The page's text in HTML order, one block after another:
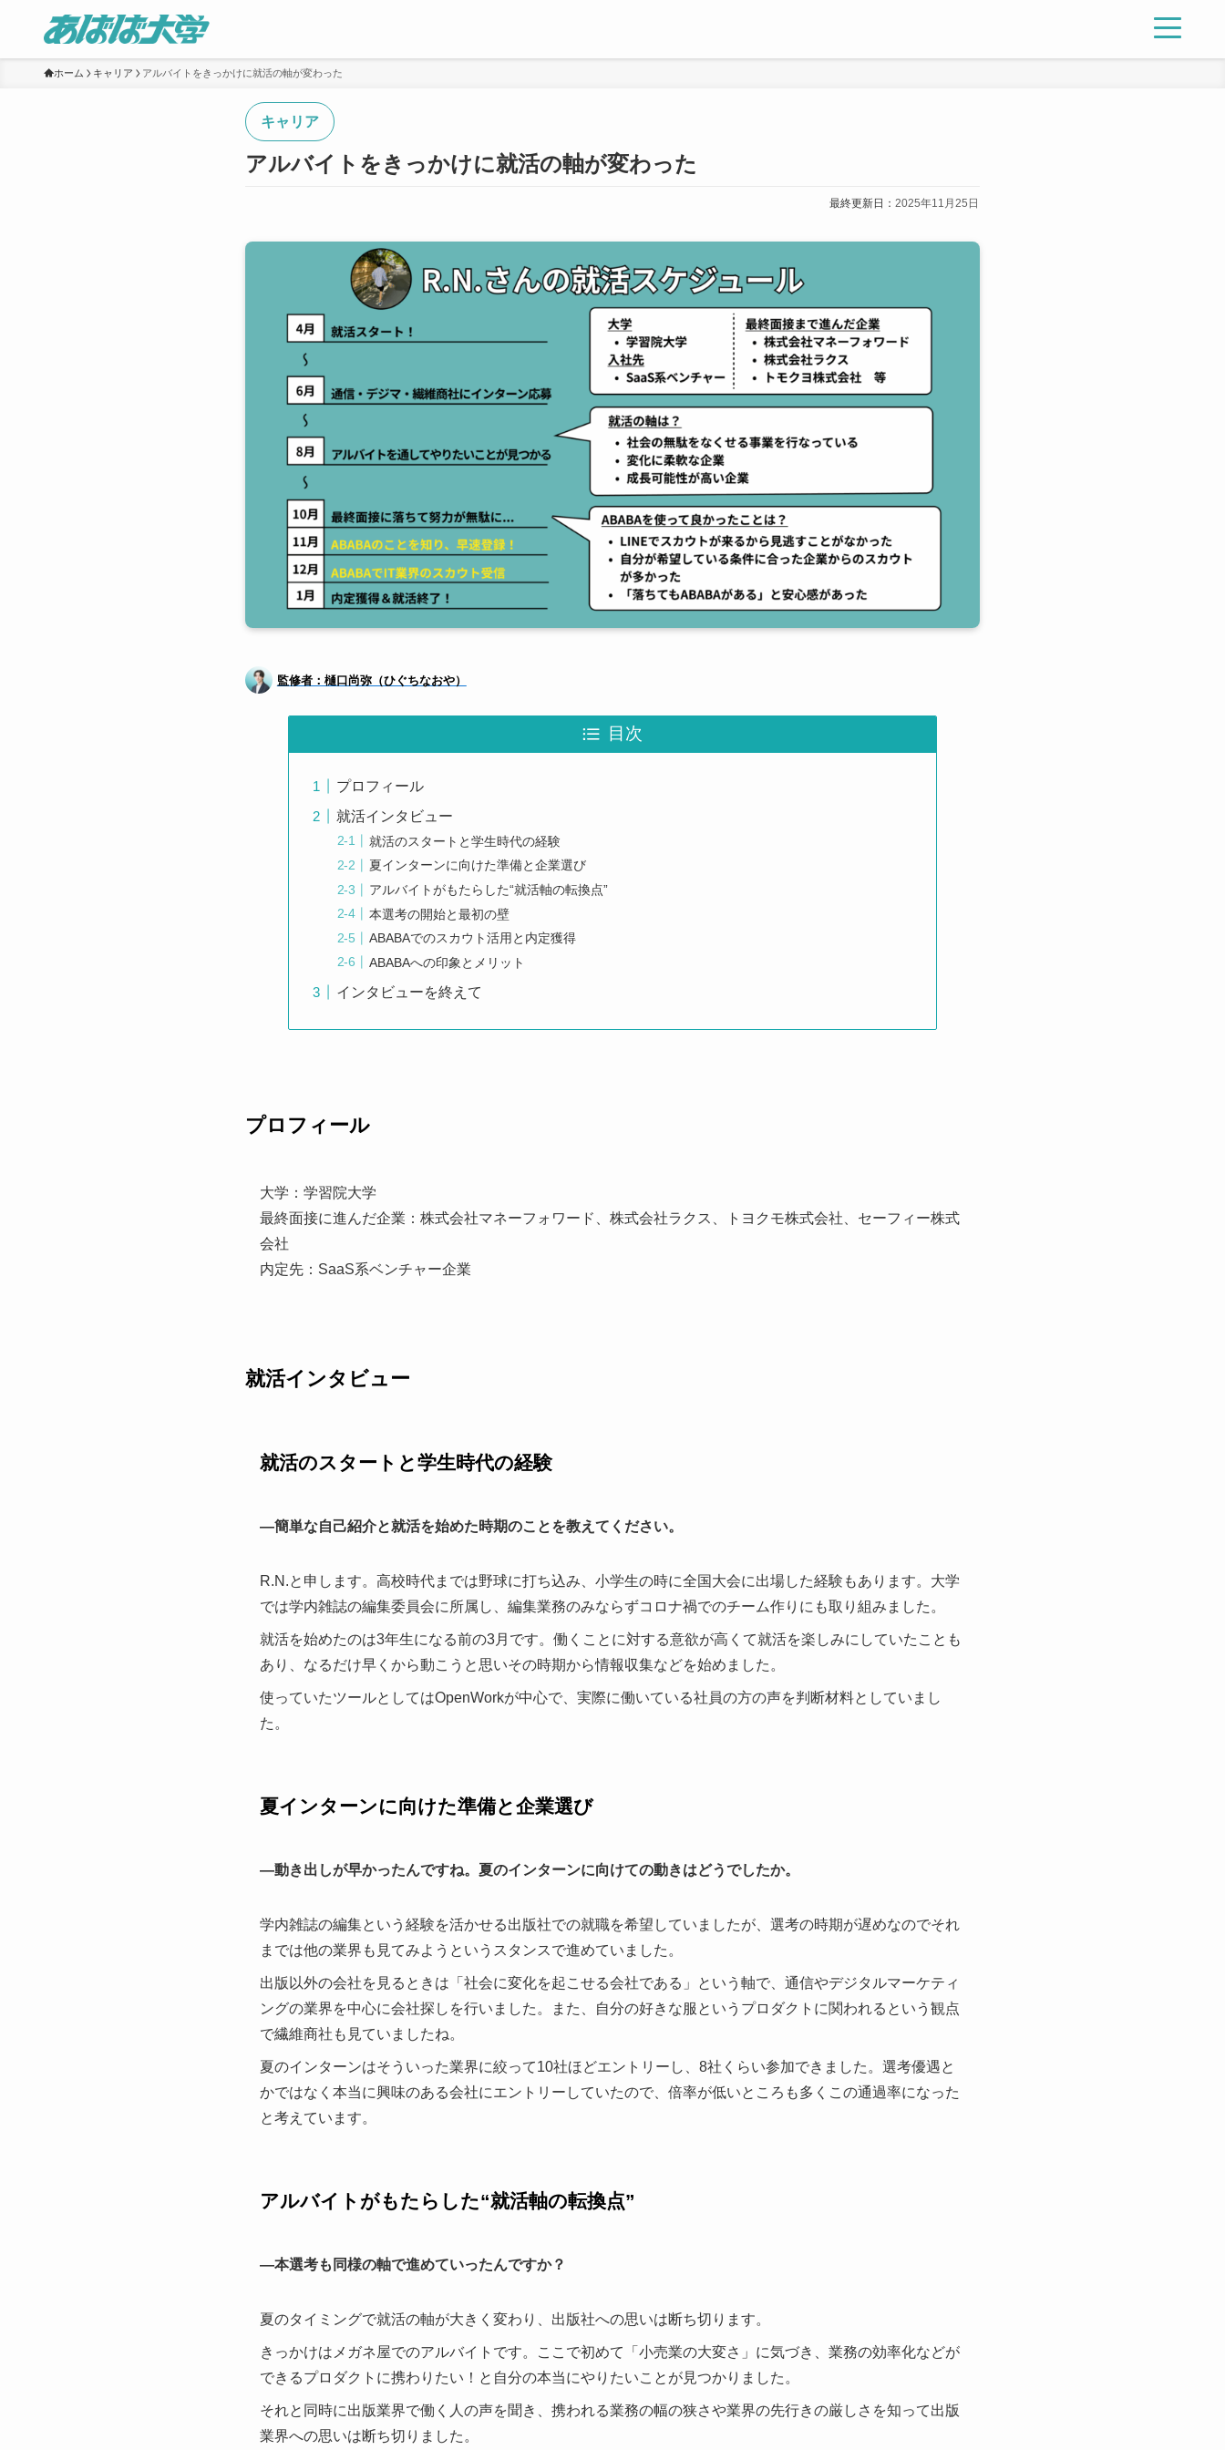
ホーム キャリア アルバイトをきっかけに就活の軸が変わった
キャリア
アルバイトをきっかけに就活の軸が変わった
最終更新日：2025年11月25日
監修者：樋口尚弥（ひぐちなおや）
目次
プロフィール
就活インタビュー
就活のスタートと学生時代の経験
夏インターンに向けた準備と企業選び
アルバイトがもたらした“就活軸の転換点”
本選考の開始と最初の壁
ABABAでのスカウト活用と内定獲得
ABABAへの印象とメリット
インタビューを終えて
プロフィール
大学：学習院大学
最終面接に進んだ企業：株式会社マネーフォワード、株式会社ラクス、トヨクモ株式会社、セーフィー株式
会社
内定先：SaaS系ベンチャー企業
就活インタビュー
就活のスタートと学生時代の経験
—簡単な自己紹介と就活を始めた時期のことを教えてください。
R.N.と申します。高校時代までは野球に打ち込み、小学生の時に全国大会に出場した経験もあります。大学
では学内雑誌の編集委員会に所属し、編集業務のみならずコロナ禍でのチーム作りにも取り組みました。
就活を始めたのは3年生になる前の3月です。働くことに対する意欲が高くて就活を楽しみにしていたことも
あり、なるだけ早くから動こうと思いその時期から情報収集などを始めました。
使っていたツールとしてはOpenWorkが中心で、実際に働いている社員の方の声を判断材料としていまし
た。
夏インターンに向けた準備と企業選び
—動き出しが早かったんですね。夏のインターンに向けての動きはどうでしたか。
学内雑誌の編集という経験を活かせる出版社での就職を希望していましたが、選考の時期が遅めなのでそれ
までは他の業界も見てみようというスタンスで進めていました。
出版以外の会社を見るときは「社会に変化を起こせる会社である」という軸で、通信やデジタルマーケティ
ングの業界を中心に会社探しを行いました。また、自分の好きな服というプロダクトに関われるという観点
で繊維商社も見ていましたね。
夏のインターンはそういった業界に絞って10社ほどエントリーし、8社くらい参加できました。選考優遇と
かではなく本当に興味のある会社にエントリーしていたので、倍率が低いところも多くこの通過率になった
と考えています。
アルバイトがもたらした“就活軸の転換点”
—本選考も同様の軸で進めていったんですか？
夏のタイミングで就活の軸が大きく変わり、出版社への思いは断ち切ります。
きっかけはメガネ屋でのアルバイトです。ここで初めて「小売業の大変さ」に気づき、業務の効率化などが
できるプロダクトに携わりたい！と自分の本当にやりたいことが見つかりました。
それと同時に出版業界で働く人の声を聞き、携われる業務の幅の狭さや業界の先行きの厳しさを知って出版
業界への思いは断ち切りました。